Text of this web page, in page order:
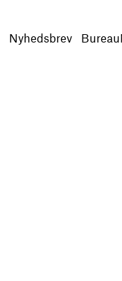
Nyhedsbrev